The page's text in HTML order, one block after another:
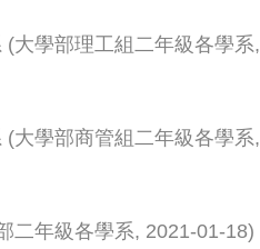
(大學部理工組二年級各學系
(大學部商管組二年級各學系
二年級各學系, 2021-01-18)